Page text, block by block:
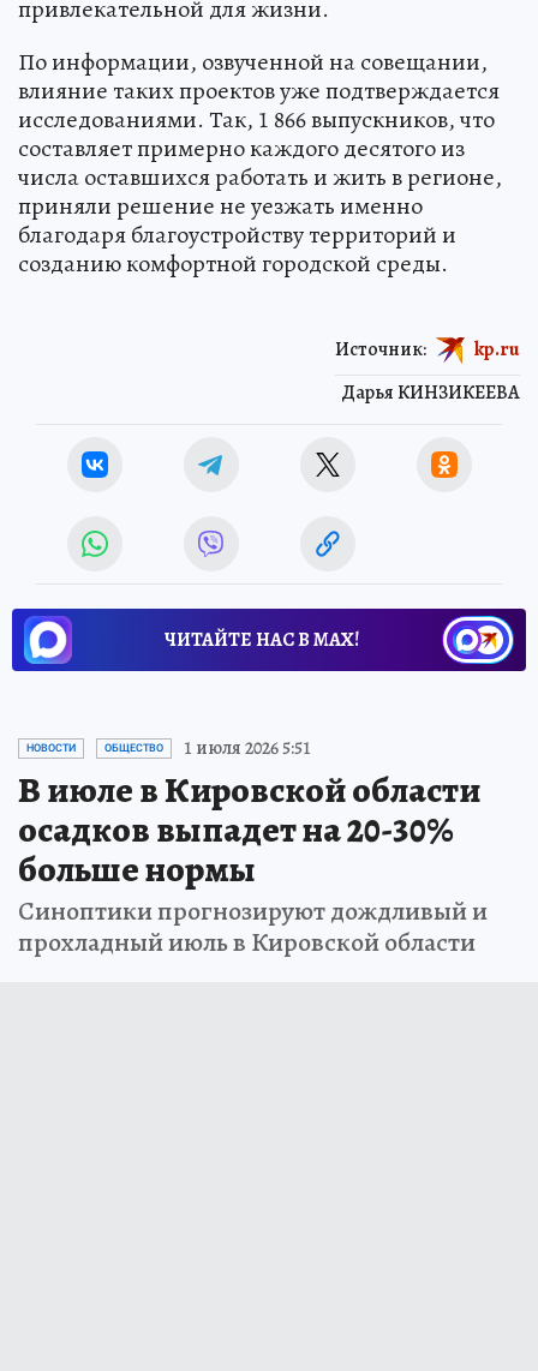
привлекательной для жизни.
По информации, озвученной на совещании,
влияние таких проектов уже подтверждается
исследованиями. Так, 1 866 выпускников, что
составляет примерно каждого десятого из
числа оставшихся работать и жить в регионе,
приняли решение не уезжать именно
благодаря благоустройству территорий и
созданию комфортной городской среды.
Дарья КИНЗИКЕЕВА
Источник: kp.ru
ЧИТАЙТЕ НАС В МАХ!
НОВОСТИ ОБЩЕСТВО 1 июля 2026 5:51
В июле в Кировской области
осадков выпадет на 20-30%
больше нормы
Синоптики прогнозируют дождливый и
прохладный июль в Кировской области